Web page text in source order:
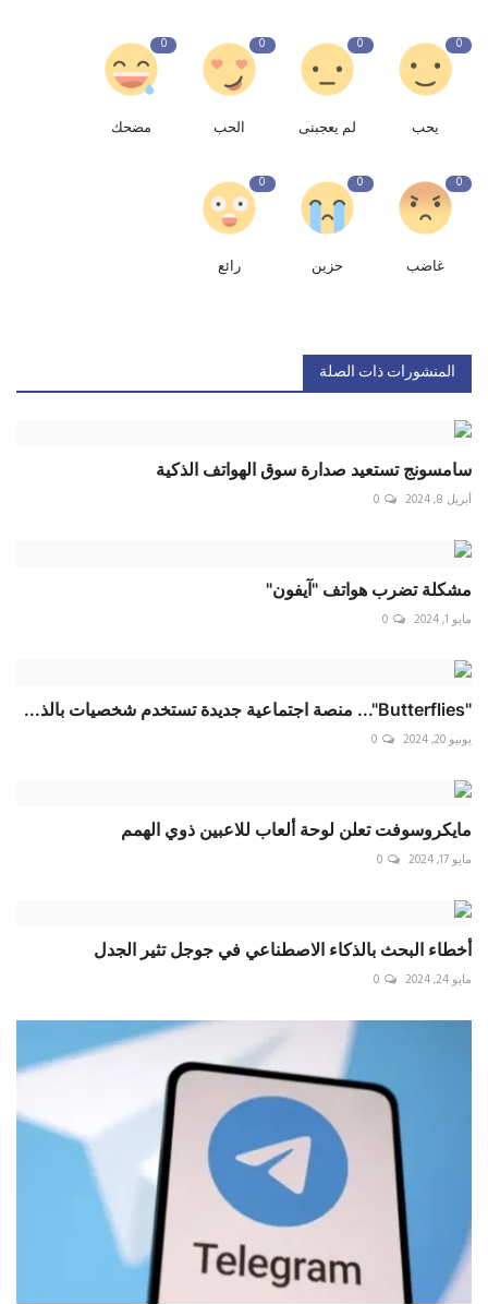
0
يحب
0
لم يعجبنى
0
الحب
0
مضحك
0
غاضب
0
حزين
0
رائع
المنشورات ذات الصلة
سامسونج تستعيد صدارة سوق الهواتف الذكية
أبريل 8, 2024 0
مشكلة تضرب هواتف "آيفون"
مايو 1, 2024 0
"Butterflies"... منصة اجتماعية جديدة تستخدم شخصيات بالذ...
يونيو 20, 2024 0
مايكروسوفت تعلن لوحة ألعاب للاعبين ذوي الهمم
مايو 17, 2024 0
أخطاء البحث بالذكاء الاصطناعي في جوجل تثير الجدل
مايو 24, 2024 0